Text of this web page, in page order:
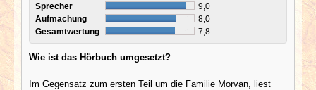
Sprecher
9,0
Aufmachung
8,0
Gesamtwertung
7,8
Wie ist das Hörbuch umgesetzt?
Im Gegensatz zum ersten Teil um die Familie Morvan, liest